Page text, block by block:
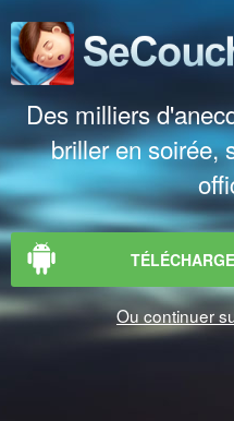
Des milliers
briller en soirée,
Ou continuer